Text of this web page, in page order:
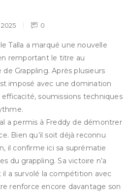
2025 0
Talla a marqué une nouvelle
remportant le titre au
Grappling. Après plusieurs
imposé avec une domination
soumissions techniques
a permis à Freddy de démontrer
Bien qu’il soit déjà reconnu
il confirme ici sa suprématie
du grappling. Sa victoire n’a
a survolé la compétition avec
renforce encore davantage son